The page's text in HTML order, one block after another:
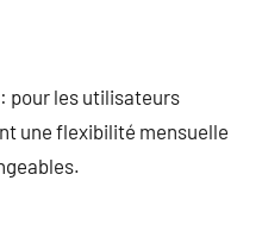
pour les utilisateurs
une flexibilité mensuelle